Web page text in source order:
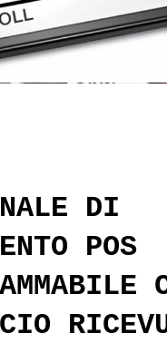
DI
POS